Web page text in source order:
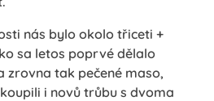
nás bylo okolo třiceti +
sa letos poprvé dělalo
zrovna tak pečené maso,
i novů trůbu s dvoma